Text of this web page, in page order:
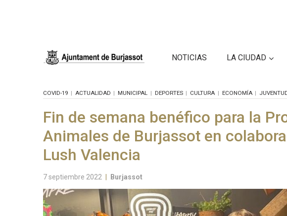
NOTICIAS LA CIUDAD
COVID-19 ACTUALIDAD MUNICIPAL DEPORTES CULTURA ECONOMÍA
Fin de semana benéfico para la
Animales de Burjassot en
Lush Valencia
7 septiembre 2022 Burjassot